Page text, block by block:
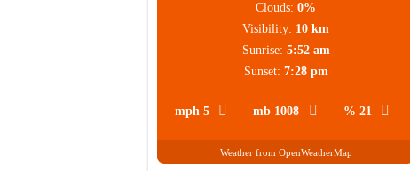
21 %
1008 mb
5 mph
Clouds: 0%
Visibility: 10 km
Sunrise: 5:52 am
Sunset: 7:28 pm
Weather from OpenWeatherMap